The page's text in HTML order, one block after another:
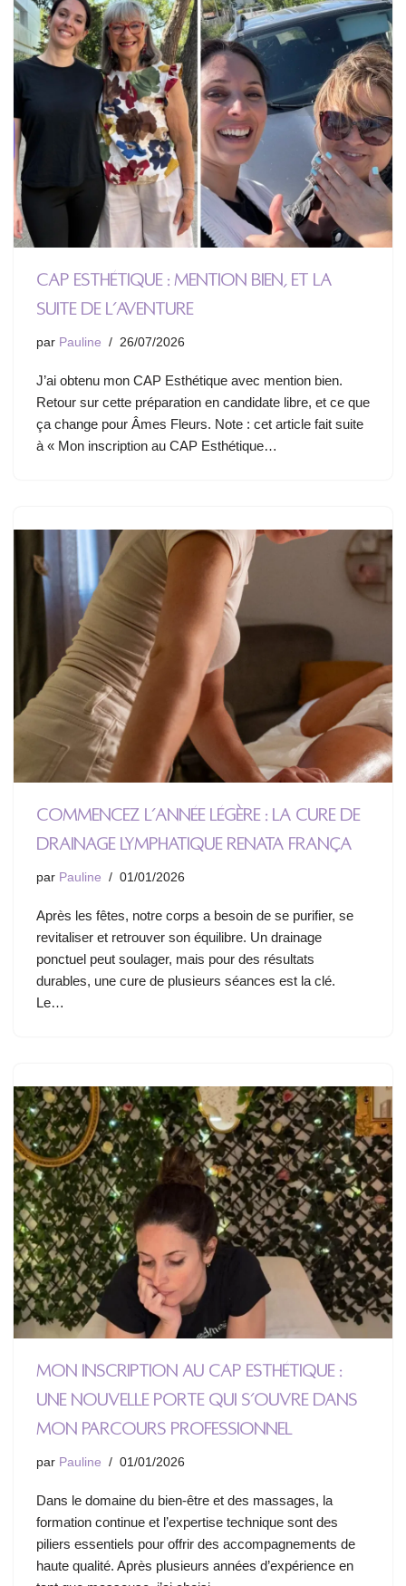
CAP Esthétique : mention bien, et la
suite de l’aventure
par Pauline 26/07/2026
J’ai obtenu mon CAP Esthétique avec mention bien.
Retour sur cette préparation en candidate libre, et ce que
ça change pour Âmes Fleurs. Note : cet article fait suite
à « Mon inscription au CAP Esthétique…
Commencez l’année légère : la cure de
drainage lymphatique Renata França
par Pauline 01/01/2026
Après les fêtes, notre corps a besoin de se purifier, se
revitaliser et retrouver son équilibre. Un drainage
ponctuel peut soulager, mais pour des résultats
durables, une cure de plusieurs séances est la clé.
Le…
Mon inscription au CAP Esthétique :
une nouvelle porte qui s’ouvre dans
mon parcours professionnel
par Pauline 01/01/2026
Dans le domaine du bien-être et des massages, la
formation continue et l’expertise technique sont des
piliers essentiels pour offrir des accompagnements de
haute qualité. Après plusieurs années d’expérience en